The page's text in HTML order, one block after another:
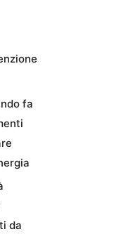
fa
da